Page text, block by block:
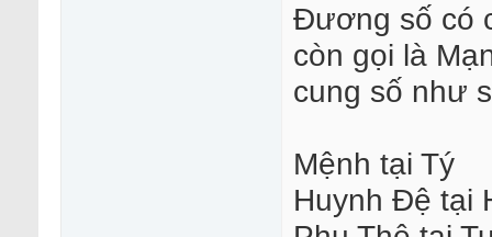
Đương số có
còn gọi là
cung số như
Mệnh tại Tý
Huynh Đệ tại